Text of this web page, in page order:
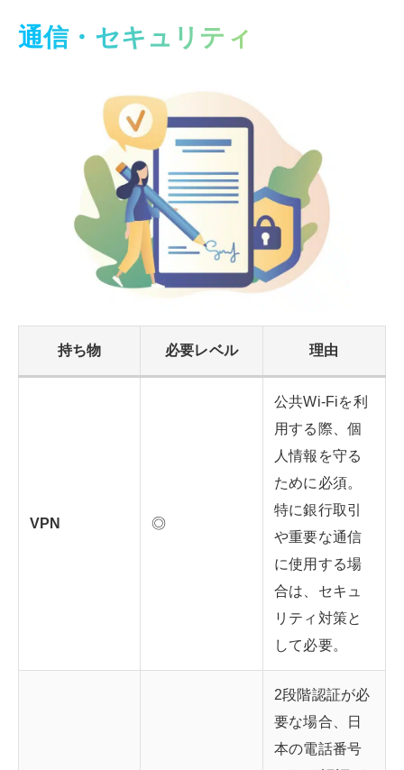
通信・セキュリティ
持ち物 必要レベル 理由
VPN ◎
公共Wi-Fiを利
用する際、個
人情報を守る
ために必須。
特に銀行取引
や重要な通信
に使用する場
合は、セキュ
リティ対策と
して必要。
2段階認証が必
要な場合、日
本の電話番号